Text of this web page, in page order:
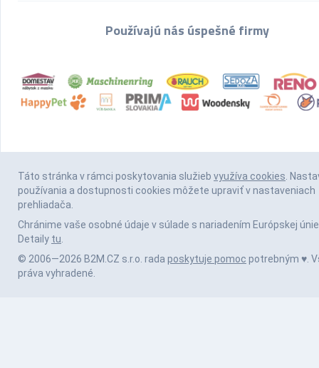
Používajú nás úspešné firmy
Táto stránka v rámci poskytovania služieb využíva cookies.
používania a dostupnosti cookies môžete upraviť v nastaveniach
prehliadača.
Chránime vaše osobné údaje v súlade s nariadením Európskej únie
Detaily tu.
© 2006—2026 B2M.CZ s.r.o. rada poskytuje pomoc potrebným ♥️.
práva vyhradené.